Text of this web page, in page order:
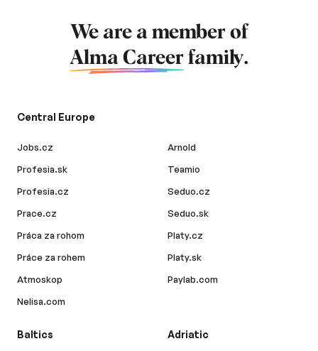
We are a member of
Alma Career family.
Central Europe
Jobs.cz
Profesia.sk
Profesia.cz
Prace.cz
Práca za rohom
Práce za rohem
Atmoskop
Nelisa.com
Arnold
Teamio
Seduo.cz
Seduo.sk
Platy.cz
Platy.sk
Paylab.com
Baltics Adriatic